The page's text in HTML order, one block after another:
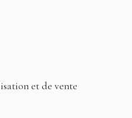
et de vente